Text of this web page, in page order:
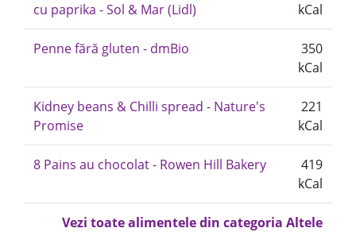
cu paprika - Sol & Mar (Lidl)
kCal
Penne fără gluten - dmBio
350
kCal
Kidney beans & Chilli spread - Nature's
Promise
221
kCal
8 Pains au chocolat - Rowen Hill Bakery
419
kCal
Vezi toate alimentele din categoria Altele